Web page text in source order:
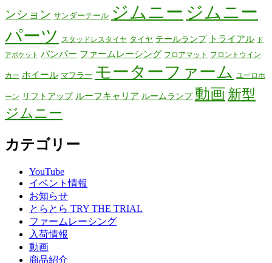
ンション サンダーテール ジムニー ジムニー
パーツ
スタッドレスタイヤ タイヤ テールランプ トライアル ド
アポケット バンパー ファームレーシング フロアマット フロントウイン
カー ホイール マフラー モーターファーム ユーロホ
ーン リフトアップ ルーフキャリア ルームランプ 動画 新型
ジムニー
カテゴリー
YouTube
イベント情報
お知らせ
とらとら TRY THE TRIAL
ファームレーシング
入荷情報
動画
商品紹介